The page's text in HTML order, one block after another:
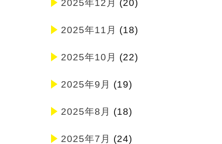
2025年12月 (20)
2025年11月 (18)
2025年10月 (22)
2025年9月 (19)
2025年8月 (18)
2025年7月 (24)